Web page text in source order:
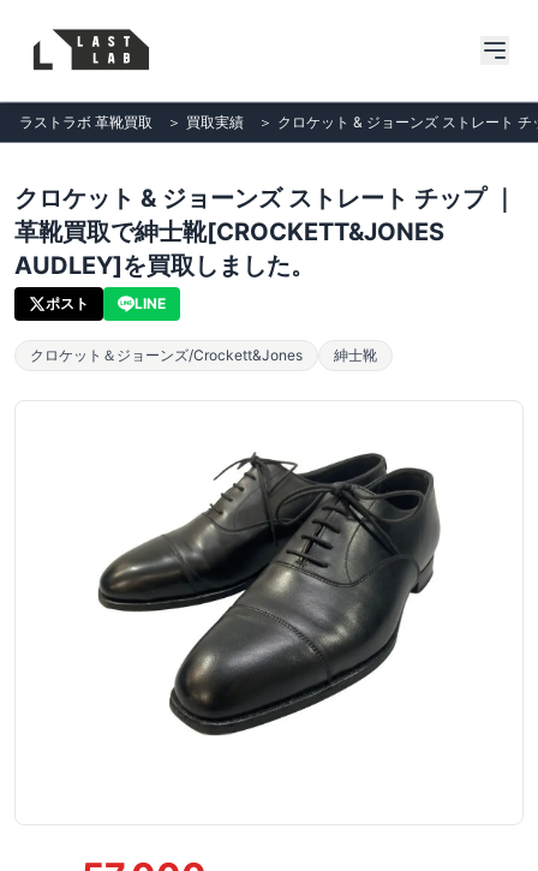
ラストラボ 革靴買取 ＞ 買取実績 ＞ クロケット & ジョーンズ ストレート
クロケット & ジョーンズ ストレート チップ ｜
革靴買取で紳士靴[CROCKETT&JONES
AUDLEY]を買取しました。
ポスト LINE
クロケット＆ジョーンズ/Crockett&Jones 紳士靴